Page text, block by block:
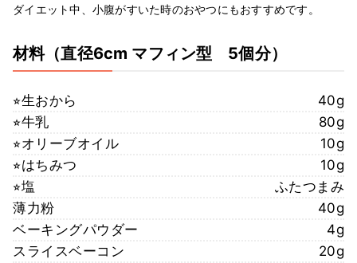
ダイエット中、小腹がすいた時のおやつにもおすすめです。
材料（直径6cm マフィン型 5個分）
⭐︎生おから
40g
⭐︎牛乳
80g
⭐︎オリーブオイル
10g
⭐︎はちみつ
10g
⭐︎塩
ふたつまみ
薄力粉
40g
ベーキングパウダー
4g
スライスベーコン
20g